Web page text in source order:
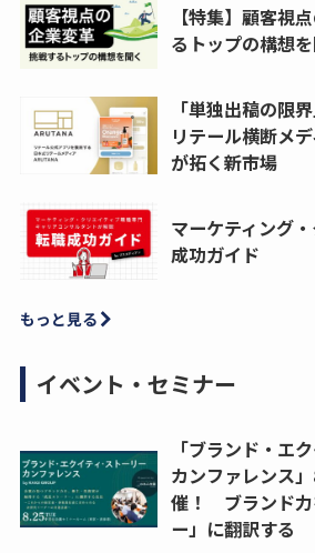
【特集】顧客視
るトップの構想を
「単独出稿の限
リテール横断メデ
が拓く新市場
マーケティング
成功ガイド
もっと見る
イベント・セミナー
「ブランド・エ
カンファレンス
催！ ブランド力
ー」に翻訳する